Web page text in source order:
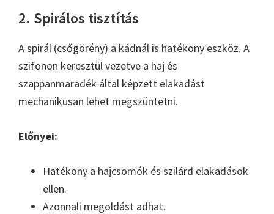
2. Spirálos tisztítás
A spirál (csőgörény) a kádnál is hatékony eszköz. A
szifonon keresztül vezetve a haj és
szappanmaradék által képzett elakadást
mechanikusan lehet megszüntetni.
Előnyei:
Hatékony a hajcsomók és szilárd elakadások
ellen.
Azonnali megoldást adhat.